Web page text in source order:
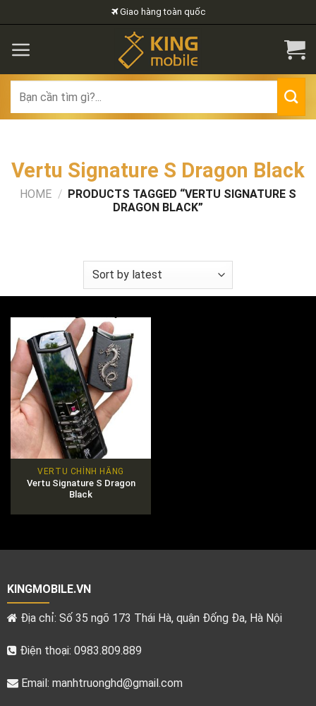
to
content
Giao hàng toàn quốc
for:
Vertu Signature S Dragon Black
HOME / PRODUCTS TAGGED “VERTU SIGNATURE S
DRAGON BLACK”
VERTU CHÍNH HÃNG
Vertu Signature S Dragon
Black
KINGMOBILE.VN
Địa chỉ: Số 35 ngõ 173 Thái Hà, quận Đống Đa, Hà Nội
Điện thoại: 0983.809.889
Email: manhtruonghd@gmail.com